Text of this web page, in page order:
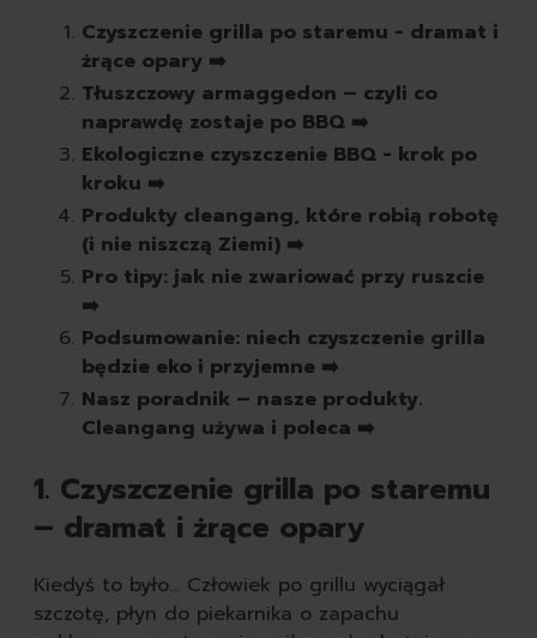
białe
brązowe
bezbarwne
pozostałe
spraye do butów
skórzane
sportowe
odświeżacze powietrza
świeczki
samochodowe
Czyszczenie grilla po staremu - dramat i
żrące opary ➡️
Tłuszczowy armaggedon – czyli co
naprawdę zostaje po BBQ ➡️
Ekologiczne czyszczenie BBQ - krok po
kroku ➡️
Produkty cleangang, które robią robotę
(i nie niszczą Ziemi) ➡️
Pro tipy: jak nie zwariować przy ruszcie
➡️
Podsumowanie: niech czyszczenie grilla
będzie eko i przyjemne ➡️
Nasz poradnik – nasze produkty.
Cleangang używa i poleca ➡️
1. Czyszczenie grilla po staremu
– dramat i żrące opary
Kiedyś to było... Człowiek po grillu wyciągał
szczotę, płyn do piekarnika o zapachu